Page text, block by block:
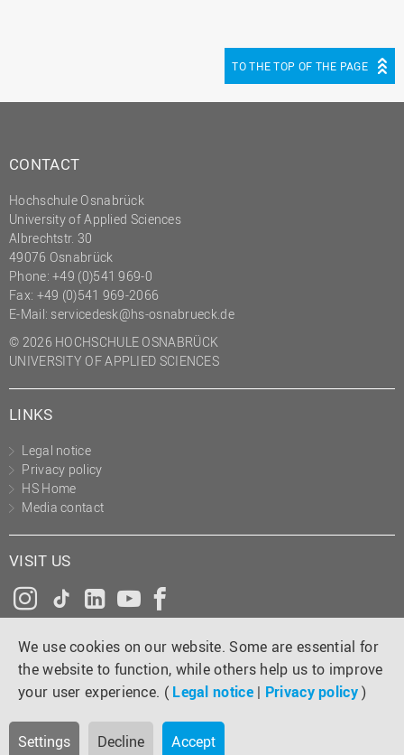
We use cookies on our website. Some are essential for
the website to function, while others help us to improve
your user experience. ( Legal notice | Privacy policy)
Settings Decline Accept
TO THE TOP OF THE PAGE
CONTACT
Hochschule Osnabrück
University of Applied Sciences
Albrechtstr. 30
49076 Osnabrück
Phone: +49 (0)541 969-0
Fax: +49 (0)541 969-2066
E-Mail: servicedesk@hs-osnabrueck.de
© 2026 HOCHSCHULE OSNABRÜCK
UNIVERSITY OF APPLIED SCIENCES
LINKS
Legal notice
Privacy policy
HS Home
Media contact
VISIT US
Instagram
Tiktok
LinkedInYouTube